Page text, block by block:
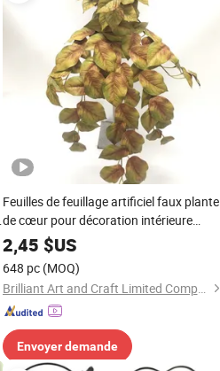
Feuilles de feuillage artificiel faux plante
de cœur pour décoration intérieure
clôture
2,45 $US
648 pc (MOQ)
Brilliant Art and Craft Limited Company
Envoyer demande